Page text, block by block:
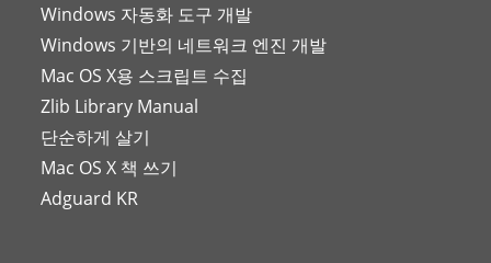
Windows 자동화 도구 개발
Windows 기반의 네트워크 엔진 개발
Mac OS X용 스크립트 수집
Zlib Library Manual
단순하게 살기
Mac OS X 책 쓰기
Adguard KR